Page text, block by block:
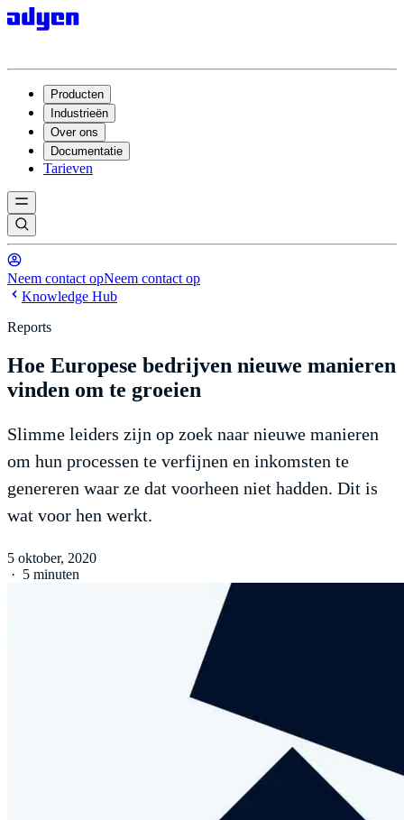
Producten
Industrieën
Over ons
Documentatie
Tarieven
Neem contact opNeem contact op
Knowledge Hub
Reports
Hoe Europese bedrijven nieuwe manieren
vinden om te groeien
Slimme leiders zijn op zoek naar nieuwe manieren
om hun processen te verfijnen en inkomsten te
genereren waar ze dat voorheen niet hadden. Dit is
wat voor hen werkt.
5 oktober, 2020
· 5 minuten